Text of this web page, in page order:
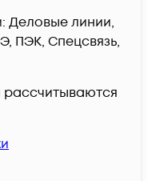
Деловые линии,
ПЭК, Спецсвязь,
рассчитываются